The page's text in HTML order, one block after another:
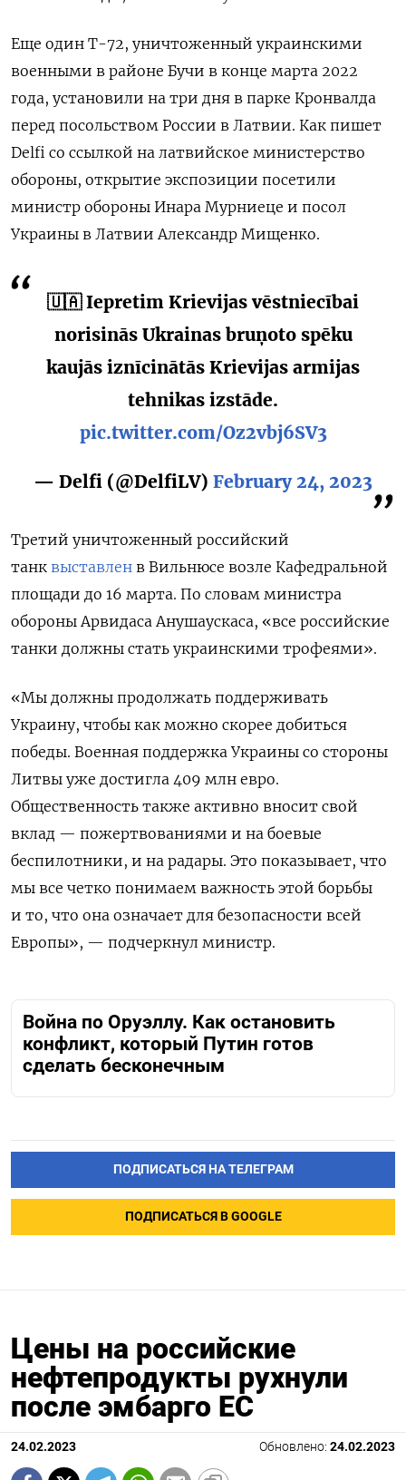
Еще один Т-72, уничтоженный украинскими
военными в районе Бучи в конце марта 2022
года, установили на три дня в парке Кронвалда
перед посольством России в Латвии. Как пишет
Delfi со ссылкой на латвийское министерство
обороны, открытие экспозиции посетили
министр обороны Инара Мурниеце и посол
Украины в Латвии Александр Мищенко.
🇺🇦 Iepretim Krievijas vēstniecībai
norisinās Ukrainas bruņoto spēku
kaujās iznīcinātās Krievijas armijas
tehnikas izstāde.
pic.twitter.com/Oz2vbj6SV3
— Delfi (@DelfiLV) February 24, 2023
Третий уничтоженный российский
танк выставлен в Вильнюсе возле Кафедральной
площади до 16 марта. По словам министра
обороны Арвидаса Анушаускаса, «все российские
танки должны стать украинскими трофеями».
«Мы должны продолжать поддерживать
Украину, чтобы как можно скорее добиться
победы. Военная поддержка Украины со стороны
Литвы уже достигла 409 млн евро.
Общественность также активно вносит свой
вклад — пожертвованиями и на боевые
беспилотники, и на радары. Это показывает, что
мы все четко понимаем важность этой борьбы
и то, что она означает для безопасности всей
Европы», — подчеркнул министр.
Война по Оруэллу. Как остановить
конфликт, который Путин готов
сделать бесконечным
ПОДПИСАТЬСЯ НА ТЕЛЕГРАМ
ПОДПИСАТЬСЯ В GOOGLE
Цены на российские
нефтепродукты рухнули
после эмбарго ЕС
24.02.2023 Обновлено: 24.02.2023